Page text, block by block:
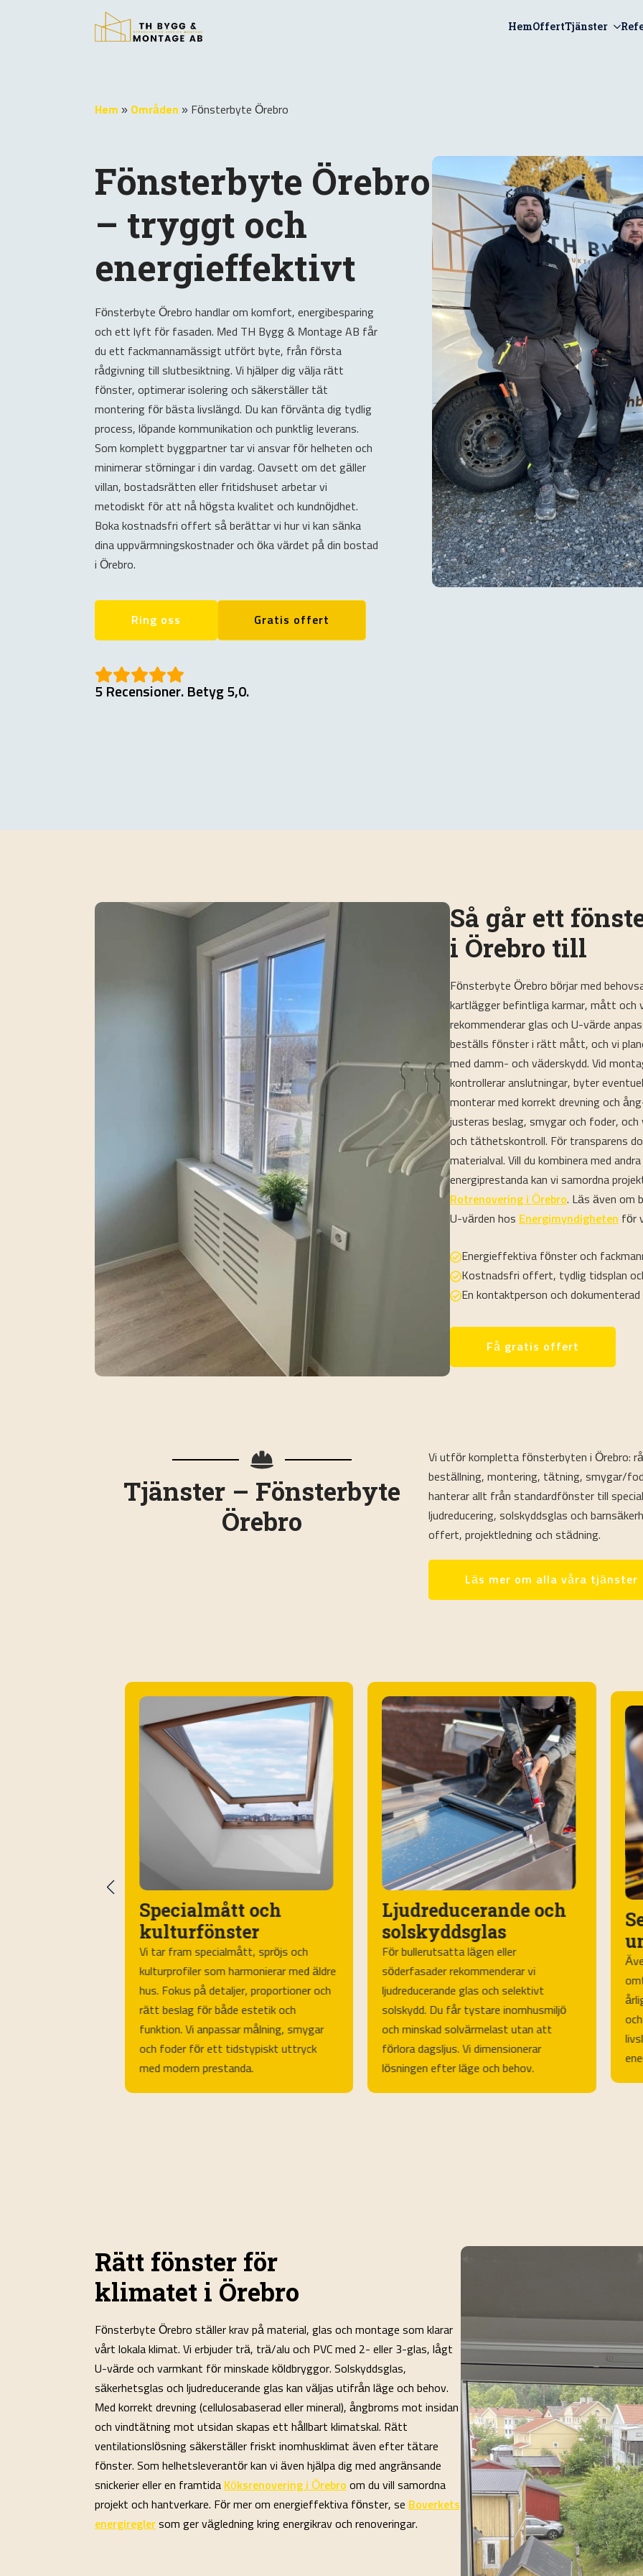
HemOffertTjänster
Hem » Områden » Fönsterbyte Örebro
Fönsterbyte Örebro
– tryggt och
energieffektivt
Fönsterbyte Örebro handlar om komfort, energibesparing
och ett lyft för fasaden. Med TH Bygg & Montage AB får
du ett fackmannamässigt utfört byte, från första
rådgivning till slutbesiktning. Vi hjälper dig välja rätt
fönster, optimerar isolering och säkerställer tät
montering för bästa livslängd. Du kan förvänta dig tydlig
process, löpande kommunikation och punktlig leverans.
Som komplett byggpartner tar vi ansvar för helheten och
minimerar störningar i din vardag. Oavsett om det gäller
villan, bostadsrätten eller fritidshuset arbetar vi
metodiskt för att nå högsta kvalitet och kundnöjdhet.
Boka kostnadsfri offert så berättar vi hur vi kan sänka
dina uppvärmningskostnader och öka värdet på din bostad
i Örebro.
Ring oss Gratis offert
5 Recensioner. Betyg 5,0.
Så går ett
i Örebro till
Fönsterbyte Örebro börjar med
kartlägger befintliga karmar, mått och
rekommenderar glas och U-värde
beställs fönster i rätt mått, och vi
med damm- och väderskydd. Vid
kontrollerar anslutningar, byter
monterar med korrekt drevning och
justeras beslag, smygar och foder,
och täthetskontroll. För transparens
materialval. Vill du kombinera med
energiprestanda kan vi samordna
Rotrenovering i Örebro. Läs även om
U-värden hos Energimyndigheten för
Energieffektiva fönster och
Kostnadsfri offert, tydlig tidsplan
En kontaktperson och
Få gratis offert
Tjänster – Fönsterbyte
Örebro
Vi utför kompletta fönsterbyten i Örebro:
beställning, montering, tätning, smygar/
hanterar allt från standardfönster till
ljudreducering, solskyddsglas och
offert, projektledning och städning.
Läs mer om alla våra tjänster
Specialmått och
kulturfönster
Vi tar fram specialmått, spröjs och
kulturprofiler som harmonierar med äldre
hus. Fokus på detaljer, proportioner och
rätt beslag för både estetik och
funktion. Vi anpassar målning, smygar
och foder för ett tidstypiskt uttryck
med modern prestanda.
Ljudreducerande och
solskyddsglas
För bullerutsatta lägen eller
söderfasader rekommenderar vi
ljudreducerande glas och selektivt
solskydd. Du får tystare inomhusmiljö
och minskad solvärmelast utan att
förlora dagsljus. Vi dimensionerar
lösningen efter läge och behov.
Rätt fönster för
klimatet i Örebro
Fönsterbyte Örebro ställer krav på material, glas och montage som klarar
vårt lokala klimat. Vi erbjuder trä, trä/alu och PVC med 2- eller 3-glas, lågt
U-värde och varmkant för minskade köldbryggor. Solskyddsglas,
säkerhetsglas och ljudreducerande glas kan väljas utifrån läge och behov.
Med korrekt drevning (cellulosabaserad eller mineral), ångbroms mot insidan
och vindtätning mot utsidan skapas ett hållbart klimatskal. Rätt
ventilationslösning säkerställer friskt inomhusklimat även efter tätare
fönster. Som helhetsleverantör kan vi även hjälpa dig med angränsande
snickerier eller en framtida Köksrenovering i Örebro om du vill samordna
projekt och hantverkare. För mer om energieffektiva fönster, se Boverkets
energiregler som ger vägledning kring energikrav och renoveringar.